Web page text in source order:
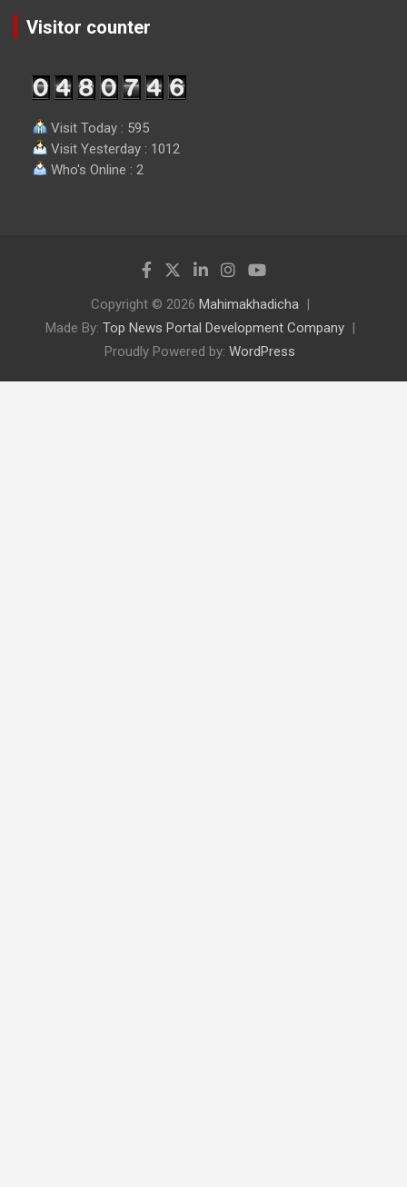
Visitor counter
Visit Today : 595
Visit Yesterday : 1012
Who's Online : 2
Copyright © 2026 Mahimakhadicha
Made By: Top News Portal Development Company
Proudly Powered by: WordPress